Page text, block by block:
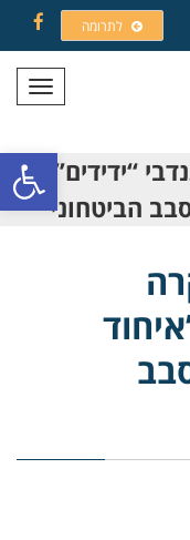
פתח
לתרומה
תפריט
“ידידים”
הביטחוני